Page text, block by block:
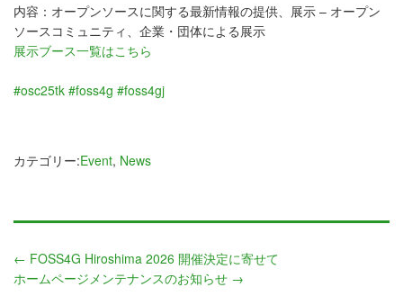
内容：オープンソースに関する最新情報の提供、展示 – オープン
ソースコミュニティ、企業・団体による展示
展示ブース一覧はこちら
#osc25tk #foss4g #foss4gj
カテゴリー:Event, News
← FOSS4G Hiroshima 2026 開催決定に寄せて
ホームページメンテナンスのお知らせ →